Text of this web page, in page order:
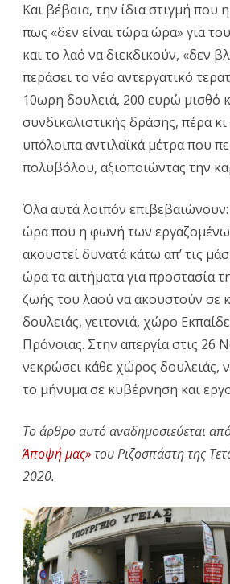
Και βέβαια, την ίδια στιγμή που
πως «δεν είναι τώρα ώρα» για
και το λαό να διεκδικούν, «δεν
περάσει το νέο αντεργατικό
10ωρη δουλειά, 200 ευρώ μισθό
συνδικαλιστικής δράσης, πέρα κι
υπόλοιπα αντιλαϊκά μέτρα που
πολυβόλου, αξιοποιώντας την
Όλα αυτά λοιπόν
ώρα που η φωνή των
ακουστεί δυνατά κάτω απ’ τις
ώρα τα αιτήματα για προστασία
ζωής του λαού να ακουστούν σε
δουλειάς, γειτονιά, χώρο
Πρόνοιας. Στην απεργία στις 26
νεκρώσει κάθε χώρος δουλειάς,
το μήνυμα σε κυβέρνηση και
Το άρθρο αυτό αναδημοσιεύεται
Άποψή μας»του Ριζοσπάστη της
2020.